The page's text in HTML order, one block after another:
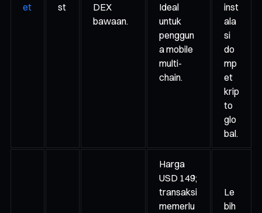
et
st
DEX
bawaan.
Ideal
untuk
penggun
a mobile
multi-
chain.
inst
ala
si
do
mp
et
krip
to
glo
bal.
Harga
USD 149;
transaksi
memerlu
Le
bih